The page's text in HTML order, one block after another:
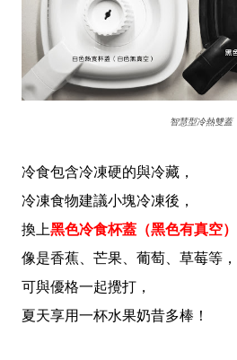
智慧型冷熱雙蓋
冷食包含冷凍硬的與冷藏，
冷凍食物建議小塊冷凍後，
換上黑色冷食杯蓋（黑色有真空）
像是香蕉、芒果、葡萄、草莓等，
可與優格一起攪打，
夏天享用一杯水果奶昔多棒！